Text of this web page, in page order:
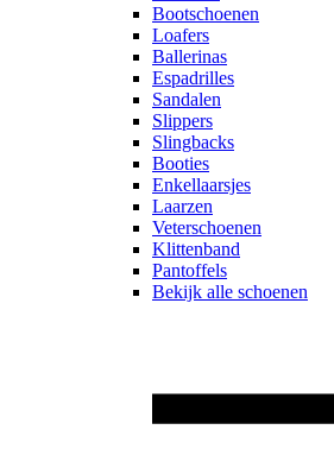
Bootschoenen
Loafers
Ballerinas
Espadrilles
Sandalen
Slippers
Slingbacks
Booties
Enkellaarsjes
Laarzen
Veterschoenen
Klittenband
Pantoffels
Bekijk alle schoenen